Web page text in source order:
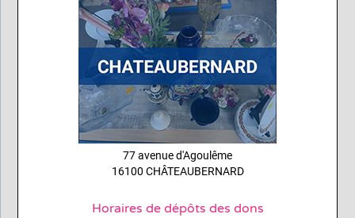
77 avenue d'Agoulême
16100 CHÂTEAUBERNARD
Horaires de dépôts des dons